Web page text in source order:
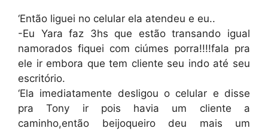
‘Então liguei no celular ela atendeu e eu..
-Eu Yara faz 3hs que estão transando igual
namorados fiquei com ciúmes porra!!!!fala pra
ele ir embora que tem cliente seu indo até seu
escritório.
‘Ela imediatamente desligou o celular e disse
pra Tony ir pois havia um cliente a
caminho,então beijoqueiro deu mais um